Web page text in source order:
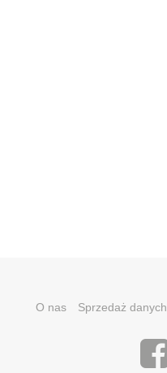
O nas Sprzedaż danych